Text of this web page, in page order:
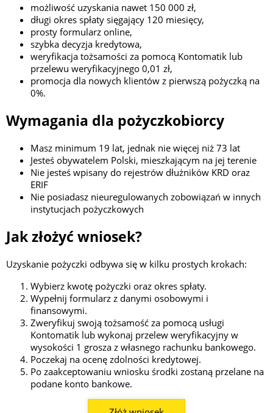
możliwość uzyskania nawet 150 000 zł,
długi okres spłaty sięgający 120 miesięcy,
prosty formularz online,
szybka decyzja kredytowa,
weryfikacja tożsamości za pomocą Kontomatik lub
przelewu weryfikacyjnego 0,01 zł,
promocja dla nowych klientów z pierwszą pożyczką na
0%.
Wymagania dla pożyczkobiorcy
Masz minimum 19 lat, jednak nie więcej niż 73 lat
Jesteś obywatelem Polski, mieszkającym na jej terenie
Nie jesteś wpisany do rejestrów dłużników KRD oraz
ERIF
Nie posiadasz nieuregulowanych zobowiązań w innych
instytucjach pożyczkowych
Jak złożyć wniosek?
Uzyskanie pożyczki odbywa się w kilku prostych krokach:
Wybierz kwotę pożyczki oraz okres spłaty.
Wypełnij formularz z danymi osobowymi i
finansowymi.
Zweryfikuj swoją tożsamość za pomocą usługi
Kontomatik lub wykonaj przelew weryfikacyjny w
wysokości 1 grosza z własnego rachunku bankowego.
Poczekaj na ocenę zdolności kredytowej.
Po zaakceptowaniu wniosku środki zostaną przelane na
podane konto bankowe.